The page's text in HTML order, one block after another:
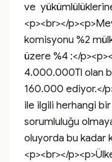
ve
<p><br></
komisyonu %2
üzere %4 :</
4.000.000Tl olan
160.000 ediyor.</
ile ilgili herhangi
sorumluluğu
oluyorda bu kadar
<p><br></